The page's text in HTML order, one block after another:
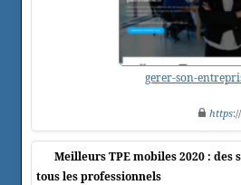
gerer-son-
https
Meilleurs TPE mobiles 2020 : des
tous les professionnels